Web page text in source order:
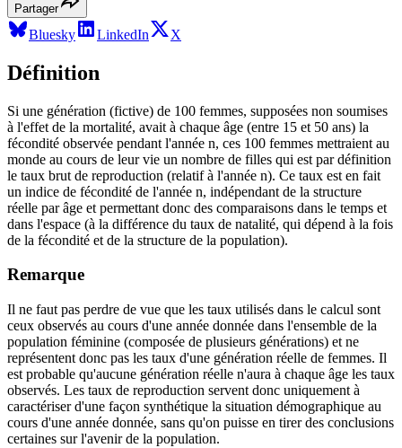
Partager
Bluesky LinkedIn X
Définition
Si une génération (fictive) de 100 femmes, supposées non soumises
à l'effet de la mortalité, avait à chaque âge (entre 15 et 50 ans) la
fécondité observée pendant l'année n, ces 100 femmes mettraient au
monde au cours de leur vie un nombre de filles qui est par définition
le taux brut de reproduction (relatif à l'année n). Ce taux est en fait
un indice de fécondité de l'année n, indépendant de la structure
réelle par âge et permettant donc des comparaisons dans le temps et
dans l'espace (à la différence du taux de natalité, qui dépend à la fois
de la fécondité et de la structure de la population).
Remarque
Il ne faut pas perdre de vue que les taux utilisés dans le calcul sont
ceux observés au cours d'une année donnée dans l'ensemble de la
population féminine (composée de plusieurs générations) et ne
représentent donc pas les taux d'une génération réelle de femmes. Il
est probable qu'aucune génération réelle n'aura à chaque âge les taux
observés. Les taux de reproduction servent donc uniquement à
caractériser d'une façon synthétique la situation démographique au
cours d'une année donnée, sans qu'on puisse en tirer des conclusions
certaines sur l'avenir de la population.